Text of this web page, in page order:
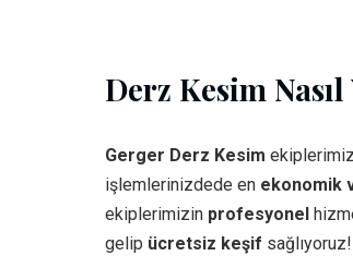
Derz Kesim Nasıl
Gerger Derz Kesim
işlemlerinizdede en ekonomik
ekiplerimizin profesyonel
gelip ücretsiz keşif sağlıyoruz!